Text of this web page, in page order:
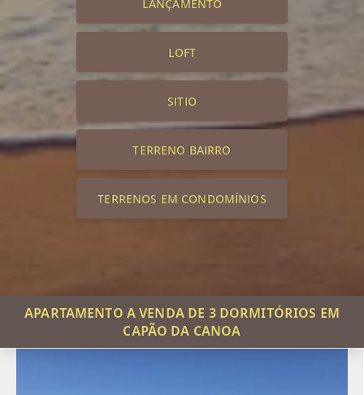
LANÇAMENTO
LOFT
SITIO
TERRENO BAIRRO
TERRENOS EM CONDOMÍNIOS
APARTAMENTO A VENDA DE 3 DORMITÓRIOS EM
CAPÃO DA CANOA